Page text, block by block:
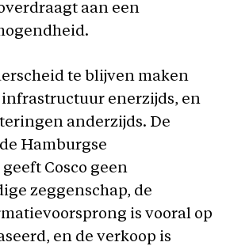
aan een
te blijven maken
enerzijds, en
anderzijds. De
Hamburgse
Cosco geen
zeggenschap, de
is vooral op
en de verkoop is